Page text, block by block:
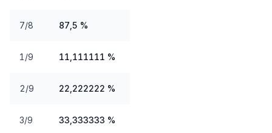
7/8 87,5 %
1/9 11,111111 %
2/9 22,222222 %
3/9 33,333333 %